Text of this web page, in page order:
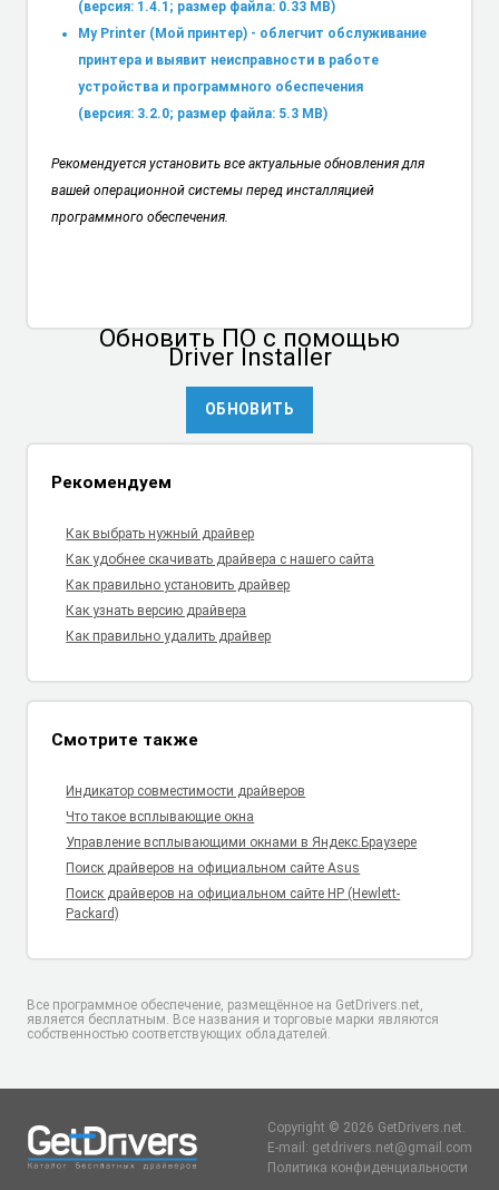
(версия: 1.4.1; размер файла: 0.33 MB)
My Printer (Мой принтер) - облегчит обслуживание
принтера и выявит неисправности в работе
устройства и программного обеспечения
(версия: 3.2.0; размер файла: 5.3 MB)
Рекомендуется установить все актуальные обновления для
вашей операционной системы перед инсталляцией
программного обеспечения.
Обновить ПО с помощью
Driver Installer
ОБНОВИТЬ
Рекомендуем
Как выбрать нужный драйвер
Как удобнее скачивать драйвера с нашего сайта
Как правильно установить драйвер
Как узнать версию драйвера
Как правильно удалить драйвер
Смотрите также
Индикатор совместимости драйверов
Что такое всплывающие окна
Управление всплывающими окнами в Яндекс.Браузере
Поиск драйверов на официальном сайте Asus
Поиск драйверов на официальном сайте HP (Hewlett-
Packard)
Все программное обеспечение, размещённое на GetDrivers.net,
является бесплатным. Все названия и торговые марки являются
собственностью соответствующих обладателей.
Copyright © 2026 GetDrivers.net.
E-mail: getdrivers.net@gmail.com
Политика конфиденциальности